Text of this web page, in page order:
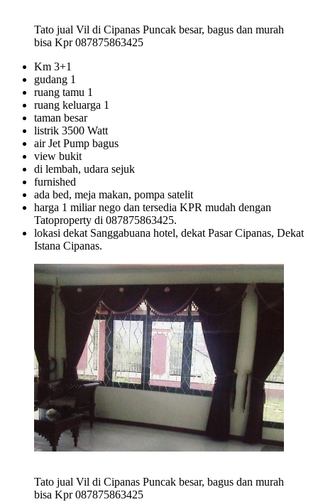
Tato jual Vil di Cipanas Puncak besar, bagus dan murah
bisa Kpr 087875863425
Km 3+1
gudang 1
ruang tamu 1
ruang keluarga 1
taman besar
listrik 3500 Watt
air Jet Pump bagus
view bukit
di lembah, udara sejuk
furnished
ada bed, meja makan, pompa satelit
harga 1 miliar nego dan tersedia KPR mudah dengan
Tatoproperty di 087875863425.
lokasi dekat Sanggabuana hotel, dekat Pasar Cipanas, Dekat
Istana Cipanas.
Tato jual Vil di Cipanas Puncak besar, bagus dan murah
bisa Kpr 087875863425